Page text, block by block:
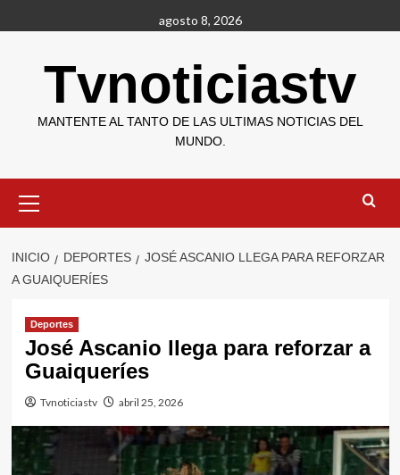
al
agosto 8, 2026
Tvnoticiastv
MANTENTE AL TANTO DE LAS ULTIMAS NOTICIAS DEL
MUNDO.
primario
INICIO DEPORTES
JOSÉ ASCANIO LLEGA PARA REFORZAR
A GUAIQUERÍES
Deportes
José Ascanio llega para reforzar a
Guaiqueríes
Tvnoticiastv abril 25, 2026